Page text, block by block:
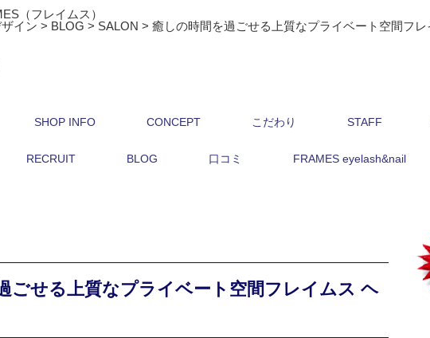
（フレイムス）
イン > BLOG > SALON > 癒しの時間を過ごせる上質なプライベート空間フ
SHOP INFO CONCEPT こだわり STAFF
RECRUIT BLOG 口コミ FRAMES eyelash&nail
ごせる上質なプライベート空間フレイムス ヘ